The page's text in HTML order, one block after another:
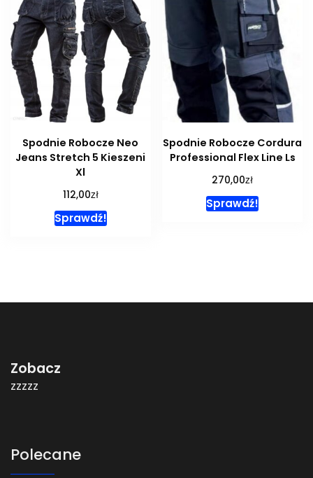
Spodnie Robocze Neo
Jeans Stretch 5 Kieszeni
Xl
112,00zł
Sprawdź!
Spodnie Robocze Cordura
Professional Flex Line Ls
270,00zł
Sprawdź!
Zobacz
zzzzz
Polecane